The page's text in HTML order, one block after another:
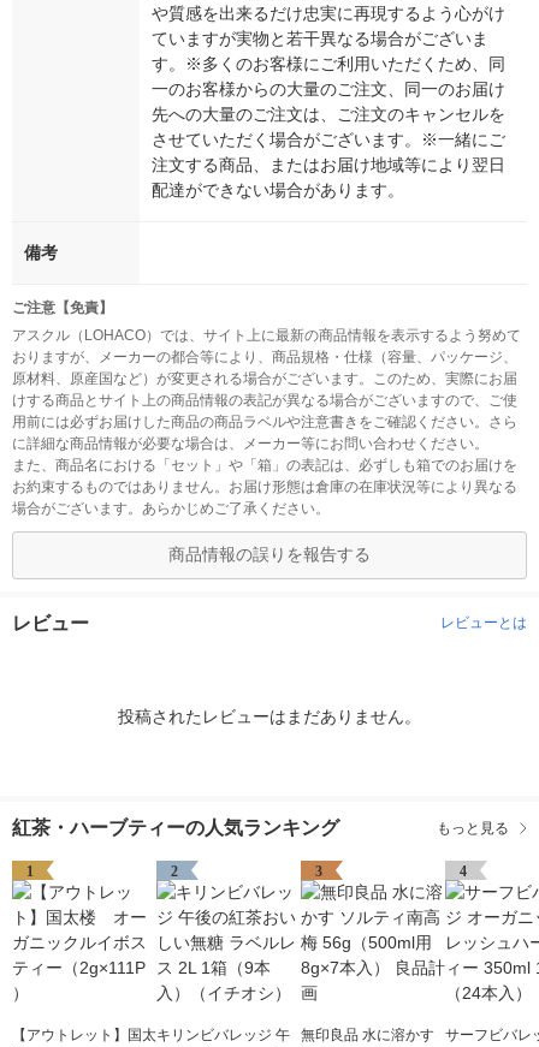
や質感を出来るだけ忠実に再現するよう心がけ
ていますが実物と若干異なる場合がございま
す。※多くのお客様にご利用いただくため、同
一のお客様からの大量のご注文、同一のお届け
先への大量のご注文は、ご注文のキャンセルを
させていただく場合がございます。※一緒にご
注文する商品、またはお届け地域等により翌日
配達ができない場合があります。
備考
ご注意【免責】
アスクル（LOHACO）では、サイト上に最新の商品情報を表示するよう努めて
おりますが、メーカーの都合等により、商品規格・仕様（容量、パッケージ、
原材料、原産国など）が変更される場合がございます。このため、実際にお届
けする商品とサイト上の商品情報の表記が異なる場合がございますので、ご使
用前には必ずお届けした商品の商品ラベルや注意書きをご確認ください。さら
に詳細な商品情報が必要な場合は、メーカー等にお問い合わせください。
また、商品名における「セット」や「箱」の表記は、必ずしも箱でのお届けを
お約束するものではありません。お届け形態は倉庫の在庫状況等により異なる
場合がございます。あらかじめご了承ください。
商品情報の誤りを報告する
レビュー レビューとは
投稿されたレビューはまだありません。
紅茶・ハーブティーの人気ランキング もっと見る
1
【アウトレット】国太
2
キリンビバレッジ 午
3
無印良品 水に溶かす
4
サーフビバレ